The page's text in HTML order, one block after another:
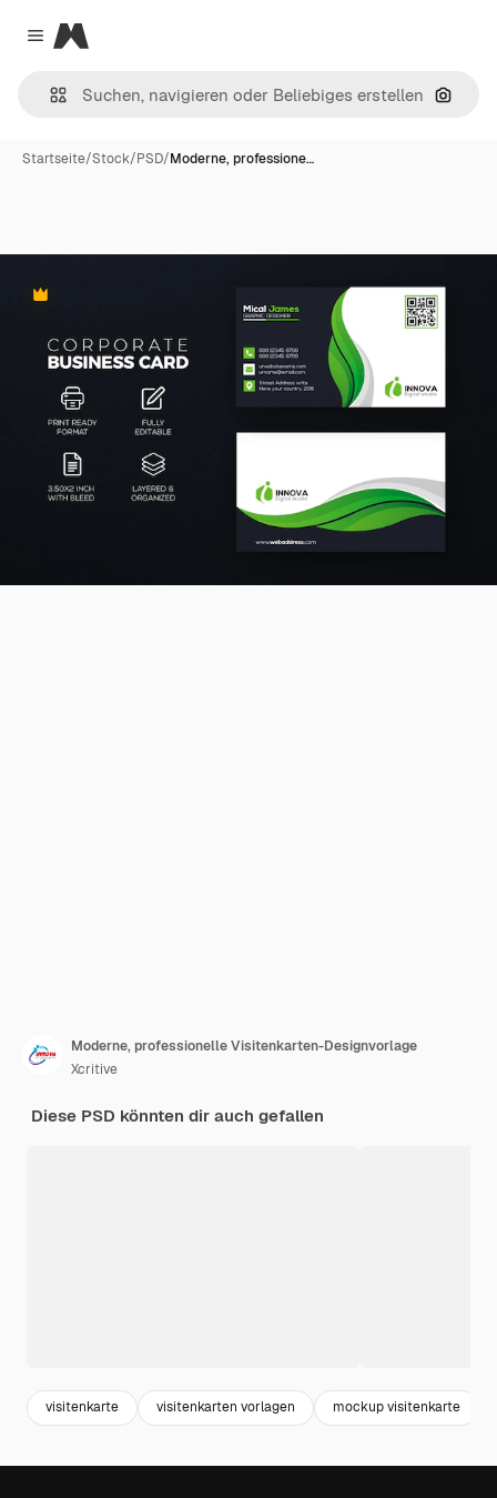
Close menu
Magnific
Nach
Startseite/Stock/PSD/Moderne, professione…
Premium
Moderne, professionelle Visitenkarten-Designvorlage
Xcritive
Diese PSD könnten dir auch gefallen
visitenkarte visitenkarten vorlagen mockup visitenkarte